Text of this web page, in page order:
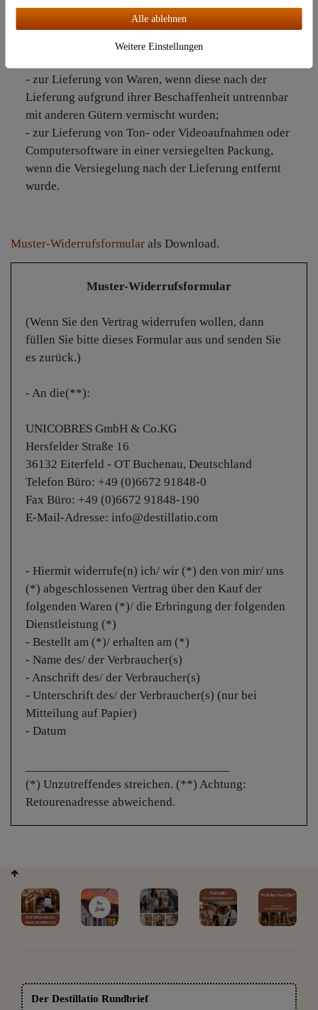
- zur Lieferung versiegelter Waren, die aus Gründen
des Gesundheitsschutzes oder der Hygiene nicht zur
Rückgabe geeignet sind, wenn ihre Versiegelung
- zur Lieferung von Waren, wenn diese nach der
Lieferung aufgrund ihrer Beschaffenheit untrennbar
mit anderen Gütern vermischt wurden;
- zur Lieferung von Ton- oder Videoaufnahmen oder
Computersoftware in einer versiegelten Packung,
wenn die Versiegelung nach der Lieferung entfernt
wurde.
Muster-Widerrufsformular als Download.
Muster-Widerrufsformular
(Wenn Sie den Vertrag widerrufen wollen, dann
füllen Sie bitte dieses Formular aus und senden Sie
es zurück.)
- An die(**):
UNICOBRES GmbH & Co.KG
Hersfelder Straße 16
36132 Eiterfeld - OT Buchenau, Deutschland
Telefon Büro: +49 (0)6672 91848-0
Fax Büro: +49 (0)6672 91848-190
E-Mail-Adresse: info@destillatio.com
- Hiermit widerrufe(n) ich/ wir (*) den von mir/ uns
(*) abgeschlossenen Vertrag über den Kauf der
folgenden Waren (*)/ die Erbringung der folgenden
Dienstleistung (*)
- Bestellt am (*)/ erhalten am (*)
- Name des/ der Verbraucher(s)
- Anschrift des/ der Verbraucher(s)
- Unterschrift des/ der Verbraucher(s) (nur bei
Mitteilung auf Papier)
- Datum
(*) Unzutreffendes streichen. (**) Achtung:
Retourenadresse abweichend.
Der Destillatio Rundbrief
Alle ablehnen
Weitere Einstellungen